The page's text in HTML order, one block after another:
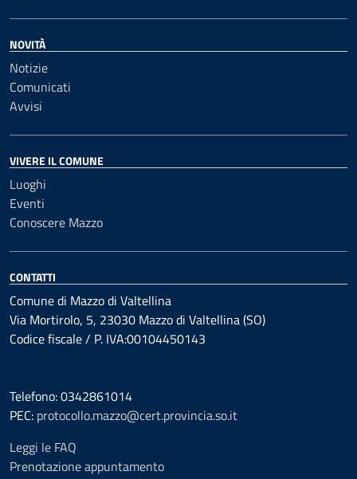
NOVITÀ
Notizie
Comunicati
Avvisi
VIVERE IL COMUNE
Luoghi
Eventi
Conoscere Mazzo
CONTATTI
Comune di Mazzo di Valtellina
Via Mortirolo, 5, 23030 Mazzo di Valtellina (SO)
Codice fiscale / P. IVA:00104450143
Telefono: 0342861014
PEC: protocollo.mazzo@cert.provincia.so.it
Leggi le FAQ
Prenotazione appuntamento